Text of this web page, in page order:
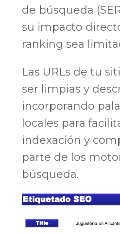
de búsqueda
su impacto
ranking sea
Las URLs de tu
ser limpias y
incorporando
locales para
indexación y
parte de los
búsqueda.